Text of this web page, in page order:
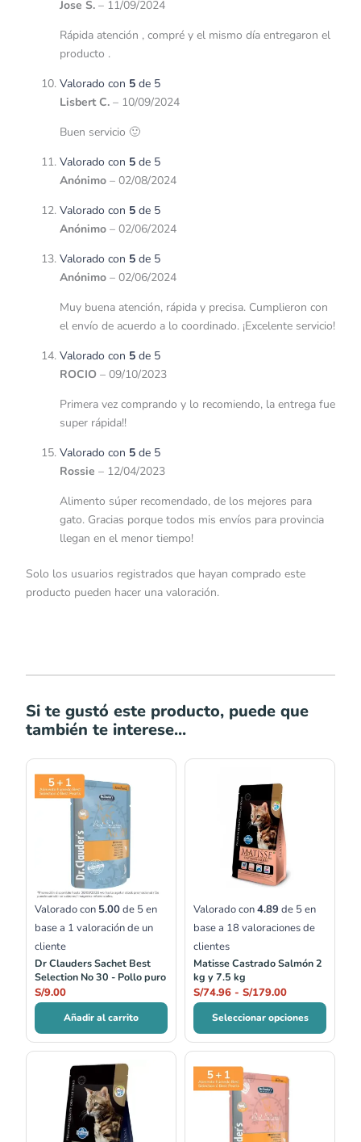
Jose S. – 11/09/2024
Rápida atención , compré y el mismo día entregaron el
producto .
Valorado con 5 de 5
Lisbert C. – 10/09/2024
Buen servicio 🙂
Valorado con 5 de 5
Anónimo – 02/08/2024
Valorado con 5 de 5
Anónimo – 02/06/2024
Valorado con 5 de 5
Anónimo – 02/06/2024
Muy buena atención, rápida y precisa. Cumplieron con
el envío de acuerdo a lo coordinado. ¡Excelente servicio!
Valorado con 5 de 5
ROCIO – 09/10/2023
Primera vez comprando y lo recomiendo, la entrega fue
super rápida!!
Valorado con 5 de 5
Rossie – 12/04/2023
Alimento súper recomendado, de los mejores para
gato. Gracias porque todos mis envíos para provincia
llegan en el menor tiempo!
Solo los usuarios registrados que hayan comprado este
producto pueden hacer una valoración.
Si te gustó este producto, puede que
también te interese...
Valorado con 5.00de 5 en
base a 1 valoración de un
cliente
Dr Clauders Sachet Best
Selection No 30 - Pollo puro
S/9.00
Añadir al carrito
Valorado con4.89 de 5 en
base a 18valoraciones de
clientes
Matisse Castrado Salmón 2
kg y 7.5 kg
S/74.96 - S/179.00
S/179.00
Seleccionar opciones
de
desde
S/63.00